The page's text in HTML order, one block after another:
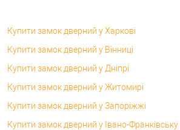
Купити замок дверний у Харкові
Купити замок дверний у Вінниці
Купити замок дверний у Дніпрі
Купити замок дверний у Житомирі
Купити замок дверний у Запоріжжі
Купити замок дверний у Івано-Франківську